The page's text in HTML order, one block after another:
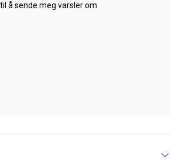
å sende meg varsler om